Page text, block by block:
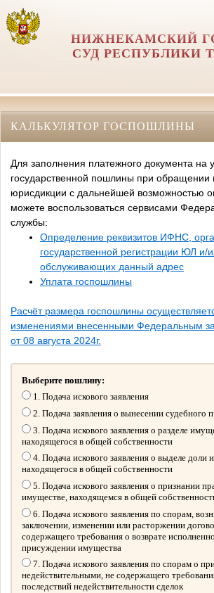
НИЖНЕКАМСКИЙ
СУД РЕСПУБЛИКИ
КАЛЬКУЛЯТОР ГОСПОШЛИНЫ
Для заполнения платежного документа на
государственной пошлины при
юрисдикции с дальнейшей возможностью
можете воспользоваться сервисами
службы:
Определение реквизитов ИФНС,
государственной регистрации ЮЛ и/
обслуживающих данный адрес
Уплата госпошлины
Расчёт размера госпошлины
изменениями внесенными Федеральным
от 08 августа 2024г.
Выберите пошлину:
1. Подача искового заявления
2. Подача заявления о вынесении судебного
3. Подача искового заявления о разделе
находящегося в общей собственности
4. Подача искового заявления о выделе доли
находящегося в общей собственности
5. Подача искового заявления о признании
имуществе, находящемся в общей
6. Подача искового заявления по спорам,
заключении, изменении или расторжении
содержащего требования о возврате
присуждении имущества
7. Подача искового заявления по спорам о
недействительными, не содержащего
последствий недействительности сделок